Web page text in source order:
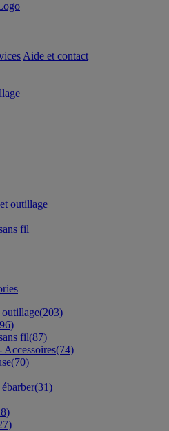
Aide et contact
outillage
fil
(203)
fil(87)
(74)
(70)
(31)